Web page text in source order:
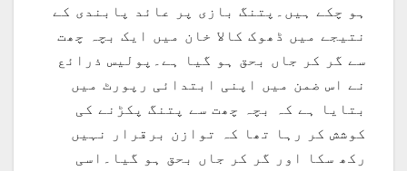
ہو چکے ہیں۔پتنگ بازی پر عائد پابندی کے
نتیجے میں ڈھوک کالا خان میں ایک بچہ چھت
سے گر کر جاں بحق ہو گیا ہے۔پولیس ذرائع
نے اس ضمن میں اپنی ابتدائی رپورٹ میں
بتایا ہے کہ بچہ چھت سے پتنگ پکڑنے کی
کوشش کر رہا تھا کہ توازن برقرار نہیں
رکھ سکا اور گر کر جاں بحق ہو گیا۔اسی